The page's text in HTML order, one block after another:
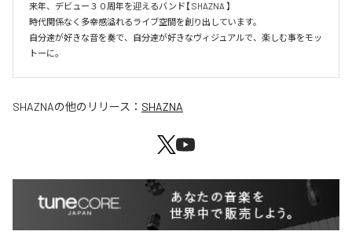
来年、デビュー３０周年を迎えるバンド【 SHAZNA 】
時代関係なく多幸感溢れるライブ空間を創り出しています。
自分達が好きな音を奏で、自分達が好きなヴィジュアルで、楽しむ事をモッ
SHAZNAの他のリリース： SHAZNA